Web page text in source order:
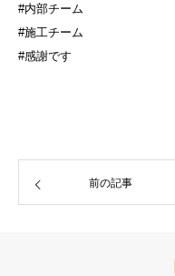
#内部チーム
#施工チーム
#感謝です
前の記事